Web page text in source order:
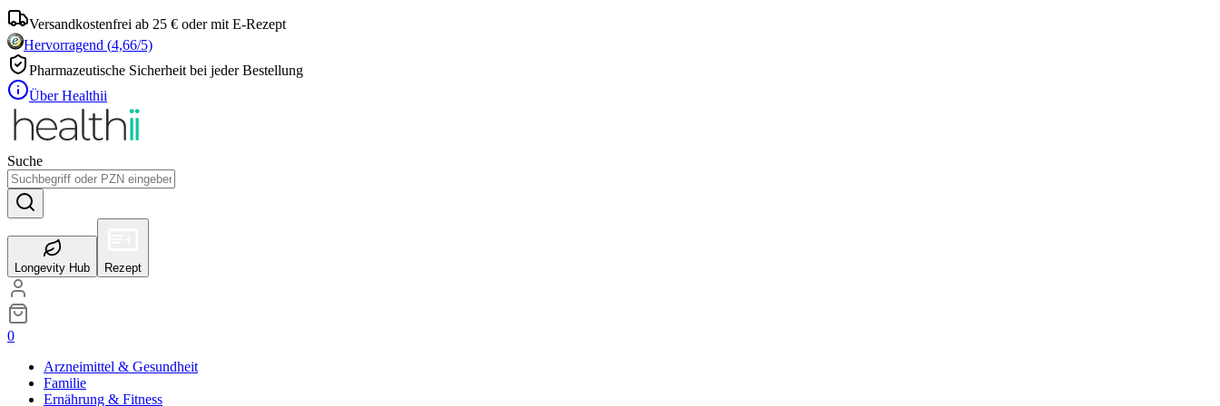
Versandkostenfrei ab 25 € oder mit E-Rezept
Hervorragend (4,66/5)
Pharmazeutische Sicherheit bei jeder Bestellung
Über Healthii
Suche
Longevity Hub Rezept
0
Arzneimittel & Gesundheit
Familie
Ernährung & Fitness